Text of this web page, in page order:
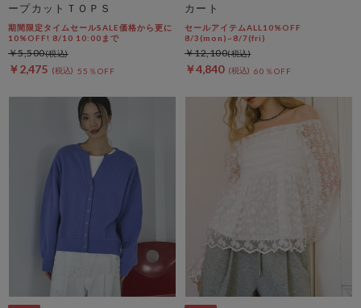
ープカットＴＯＰＳ
期間限定タイムセールSALE価格から更に
10%OFF! 8/10 10:00まで
￥2,475 55％OFF
￥5,500
カート
セールアイテムALL10%OFF
8/3(mon)~8/7(fri)
￥4,840 60％OFF
￥12,100